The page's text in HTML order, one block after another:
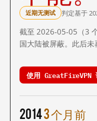
近期无测试 判定基于
截至 2026-05-05（3
国大陆被屏蔽。此后未
使用 GreatFireVPN
20143 个月前